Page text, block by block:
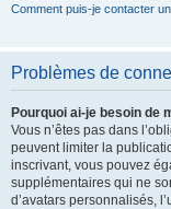
Comment puis-je contacter
Problèmes de
Pourquoi ai-je besoin de
Vous n’êtes pas dans
peuvent limiter la
inscrivant, vous pouvez
supplémentaires qui ne
d’avatars personnalisés,